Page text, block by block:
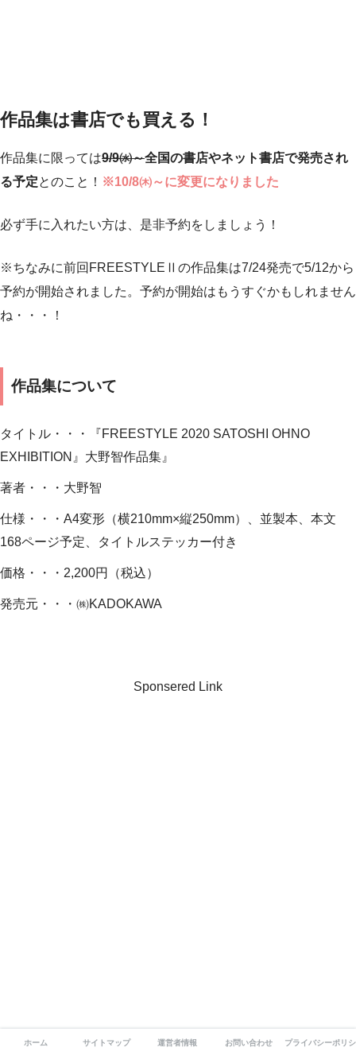
作品集は書店でも買える！
作品集に限っては9/9㈬～全国の書店やネット書店で発売され
る予定とのこと！ ※10/8㈭～に変更になりました
必ず手に入れたい方は、是非予約をしましょう！
※ちなみに前回FREESTYLEⅡの作品集は7/24発売で5/12から
予約が開始されました。予約が開始はもうすぐかもしれません
ね・・・！
作品集について
タイトル・・・『FREESTYLE 2020 SATOSHI OHNO
EXHIBITION』大野智作品集』
著者・・・大野智
仕様・・・A4変形（横210mm×縦250mm）、並製本、本文
168ページ予定、タイトルステッカー付き
価格・・・2,200円（税込）
発売元・・・㈱KADOKAWA
Sponsered Link
ホーム サイトマップ 運営者情報 お問い合わせ プライバシーポリ